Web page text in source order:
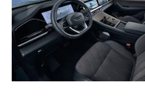
OKAVANGO
от 3 429 990 ₽* от 4 349
Аксессуары
Зарядные устройства
ФИНАНСЫ И УСЛУГИ
Советы по эксплуатации
Спецпредложения
ПОДДЕРЖКА
Помощь на дорогах